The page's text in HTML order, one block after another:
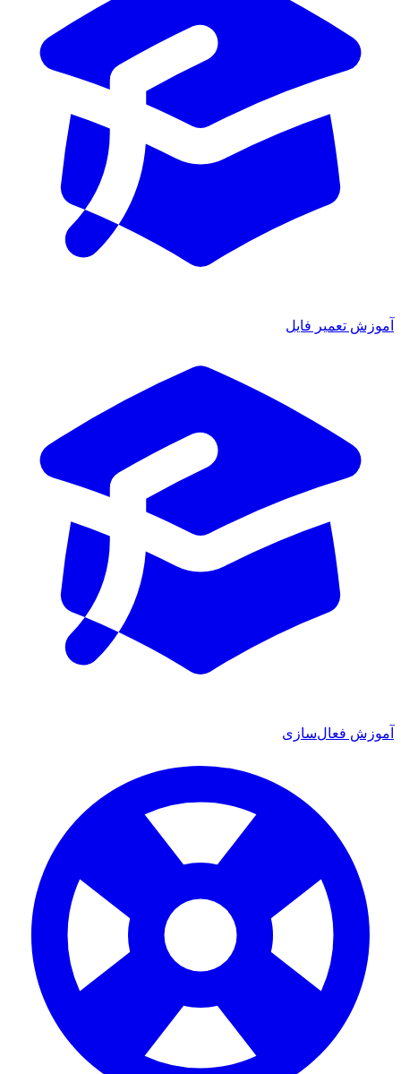
آموزش تعمیر فایل
آموزش فعال‌سازی